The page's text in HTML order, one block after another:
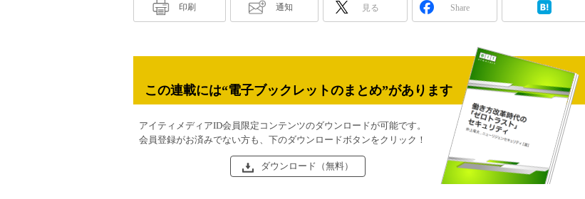
ブログ
印刷 通知 見る Share
この連載には“電子ブックレットのまとめ”があります
アイティメディアID会員限定コンテンツのダウンロードが可能です。
会員登録がお済みでない方も、下のダウンロードボタンをクリック！
ダウンロード（無料）